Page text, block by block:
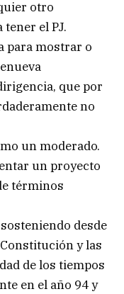
otro
el PJ.
para mostrar o
que por
no
un moderado.
un proyecto
términos
desde
y las
de los tiempos
en el año 94 y